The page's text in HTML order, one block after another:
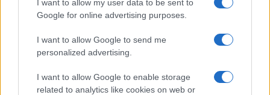
I want to allow my user data to be sent to
Google for online advertising purposes.
I want to allow Google to send me
personalized advertising.
I want to allow Google to enable storage
related to analytics like cookies on web or